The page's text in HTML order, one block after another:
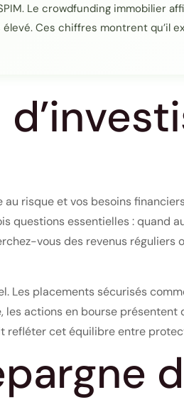
Le crowdfunding immobilier
Ces chiffres montrent qu’il
risque et vos besoins
questions essentielles : quand
vous des revenus réguliers
placements sécurisés
les actions en bourse
refléter cet équilibre entre